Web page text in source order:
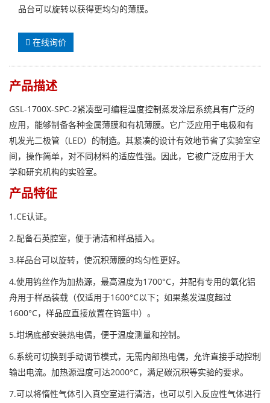
品台可以旋转以获得更均匀的薄膜。
在线询价
产品描述
GSL-1700X-SPC-2紧凑型可编程温度控制蒸发涂层系统具有广泛的
应用，能够制备各种金属薄膜和有机薄膜。它广泛应用于电极和有
机发光二极管（LED）的制造。其紧凑的设计有效地节省了实验室空
间，操作简单，对不同材料的适应性强。因此，它被广泛应用于大
学和研究机构的实验室。
产品特征
1.CE认证。
2.配备石英腔室，便于清洁和样品插入。
3.样品台可以旋转，使沉积薄膜的均匀性更好。
4.使用钨丝作为加热源，最高温度为1700°C，并配有专用的氧化铝
舟用于样品装载（仅适用于1600°C以下；如果蒸发温度超过
1600°C，样品应直接放置在钨篮中）。
5.坩埚底部安装热电偶，便于温度测量和控制。
6.系统可切换到手动调节模式，无需内部热电偶，允许直接手动控制
输出电流。加热源温度可达2000°C，满足碳沉积等实验的要求。
7.可以将惰性气体引入真空室进行清洁，也可以引入反应性气体进行